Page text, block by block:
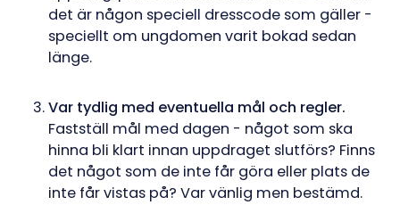
det är någon speciell dresscode som gäller -
speciellt om ungdomen varit bokad sedan
länge.
Var tydlig med eventuella mål och regler.
Fastställ mål med dagen - något som ska
hinna bli klart innan uppdraget slutförs? Finns
det något som de inte får göra eller plats de
inte får vistas på? Var vänlig men bestämd.